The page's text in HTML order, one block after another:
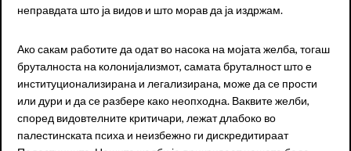
неправдата што ја видов и што морав да ја издржам.
Ако сакам работите да одат во насока на мојата желба, тогаш
бруталноста на колонијализмот, самата бруталност што е
институционализирана и легализирана, може да се прости
или дури и да се разбере како неопходна. Ваквите желби,
според видовтелните критичари, лежат длабоко во
палестинската психа и неизбежно ги дискредитираат